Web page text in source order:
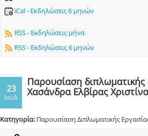
iCal - Εκδηλώσεις 6 μηνών
RSS - Εκδηλώσεις μήνα
RSS - Εκδηλώσεις 6 μηνών
23
Ιουλ
Παρουσίαση διπλωματικής
Χασάνδρα Ελβίρας
Κατηγορία: Παρουσίαση Διπλωματικής